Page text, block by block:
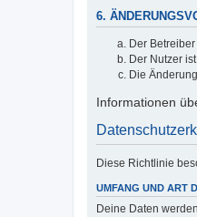
6.
Der
Der Nutzer
Die
Informationen
Diese Richtlinie
UMFANG UND ART
Deine Daten